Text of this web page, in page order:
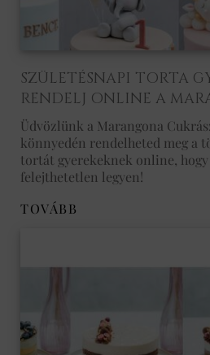
SZÜLETÉSNAPI TORTA
RENDELJ ONLINE A
Üdvözlünk a Marangona
könnyedén rendelheted meg a
tortát gyerekeknek online,
felejthetetlen legyen!
TOVÁBB